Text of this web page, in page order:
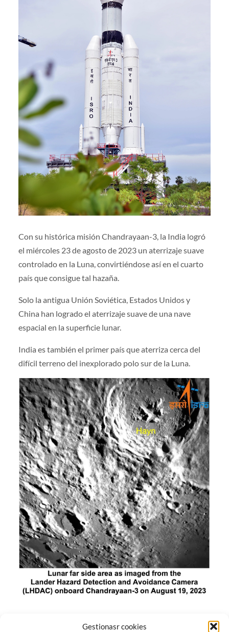
Gestionasr cookies
Con su histórica misión Chandrayaan-3, la India logró
el miércoles 23 de agosto de 2023 un aterrizaje suave
controlado en la Luna, convirtiéndose así en el cuarto
país que consigue tal hazaña.
Solo la antigua Unión Soviética, Estados Unidos y
China han logrado el aterrizaje suave de una nave
espacial en la superficie lunar.
India es también el primer país que aterriza cerca del
difícil terreno del inexplorado polo sur de la Luna.